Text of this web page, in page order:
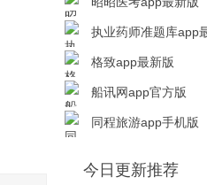
执业药师准题库app
格致app最新版
船讯网app官方版
同程旅游app手机版
今日更新推荐